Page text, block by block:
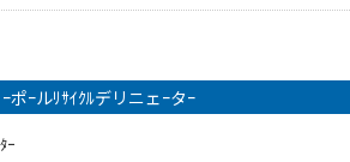
ポｰルﾘｻｲｸﾙデリニェｰタｰ
ｰ